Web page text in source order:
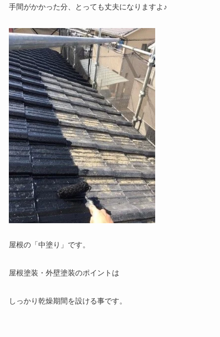
手間がかかった分、とっても丈夫になりますよ♪
屋根の「中塗り」です。
屋根塗装・外壁塗装のポイントは
しっかり乾燥期間を設ける事です。